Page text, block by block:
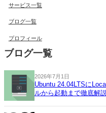
サービス一覧
ブログ一覧
プロフィール
ブログ一覧
2026年7月1日
Ubuntu 24.04LTSに
ルから起動まで徹底解